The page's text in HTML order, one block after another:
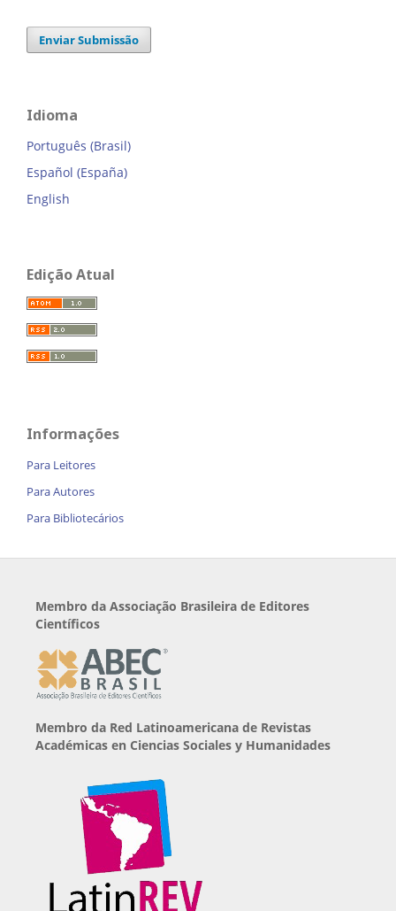
Enviar Submissão
Idioma
Português (Brasil)
Español (España)
English
Edição Atual
Informações
Para Leitores
Para Autores
Para Bibliotecários
Membro da Associação Brasileira de Editores
Científicos
Membro da Red Latinoamericana de Revistas
Académicas en Ciencias Sociales y Humanidades